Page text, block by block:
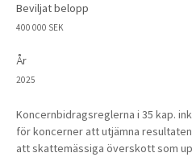
Beviljat belopp
400 000 SEK
År
2025
Koncernbidragsreglerna i 35 kap.
för koncerner att utjämna
att skattemässiga överskott som